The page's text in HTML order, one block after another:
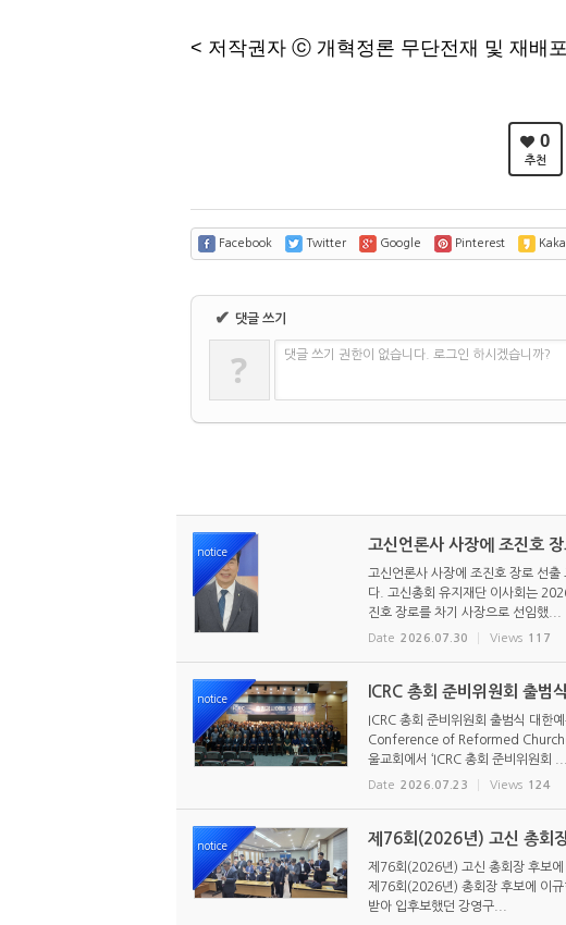
< 저작권자 ⓒ 개혁정론 무단전재 및 재배
0
추천
Facebook Twitter Google Pinterest
✔ 댓글 쓰기
? 댓글 쓰기 권한이 없습니다. 로그인 하시겠습니까?
notice 고신언론사 사장에 조진호
고신언론사 사장에 조진호 장로 선
다. 고신총회 유지재단 이사회는
진호 장로를 차기 사장으로 선임했...
Date 2026.07.30 Views 117
notice ICRC 총회 준비위원회 출범식
ICRC 총회 준비위원회 출범식 대한
Conference of Reformed
울교회에서 ‘ICRC 총회 준비위원회 ...
Date 2026.07.23 Views 124
notice 제76회(2026년) 고신 총회
제76회(2026년) 고신 총회장 후보에
제76회(2026년) 총회장 후보에 이
받아 입후보했던 강영구...